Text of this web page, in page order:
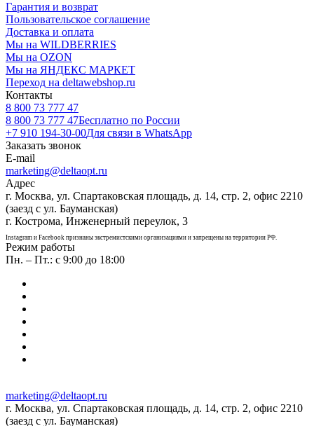
Гарантия и возврат
Пользовательское соглашение
Доставка и оплата
Мы на WILDBERRIES
Мы на OZON
Мы на ЯНДЕКС МАРКЕТ
Переход на deltawebshop.ru
Контакты
8 800 73 777 47
8 800 73 777 47Бесплатно по России
+7 910 194-30-00Для связи в WhatsApp
Заказать звонок
E-mail
marketing@deltaopt.ru
Адрес
г. Москва, ул. Спартаковская площадь, д. 14, стр. 2, офис 2210
(заезд с ул. Бауманская)
г. Кострома, Инженерный переулок, 3
Instagram и Facebook признаны экстремистскими организациями и запрещены на территории РФ.
Режим работы
Пн. – Пт.: с 9:00 до 18:00
marketing@deltaopt.ru
г. Москва, ул. Спартаковская площадь, д. 14, стр. 2, офис 2210
(заезд с ул. Бауманская)